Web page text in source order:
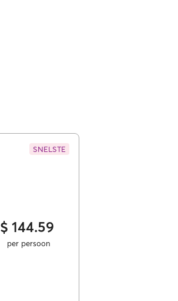
SNELSTE
$ 144.59
per persoon